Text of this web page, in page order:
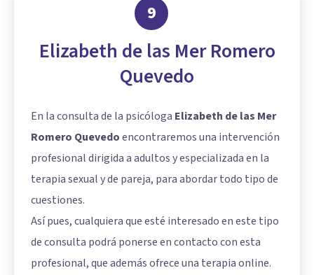
9
Elizabeth de las Mer Romero
Quevedo
En la consulta de la psicóloga Elizabeth de las Mer
Romero Quevedoencontraremos una intervención
profesional dirigida a adultos y especializada en la
terapia sexual y de pareja, para abordar todo tipo de
cuestiones.
Así pues, cualquiera que esté interesado en este tipo
de consulta podrá ponerse en contacto con esta
profesional, que además ofrece una terapia online.